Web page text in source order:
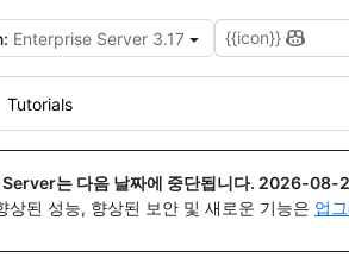
Enterprise Server 3.17 {{icon}}
Tutorials
는 다음 날짜에 중단됩니다. 2026-08-
된 성능, 향상된 보안 및 새로운 기능은 업